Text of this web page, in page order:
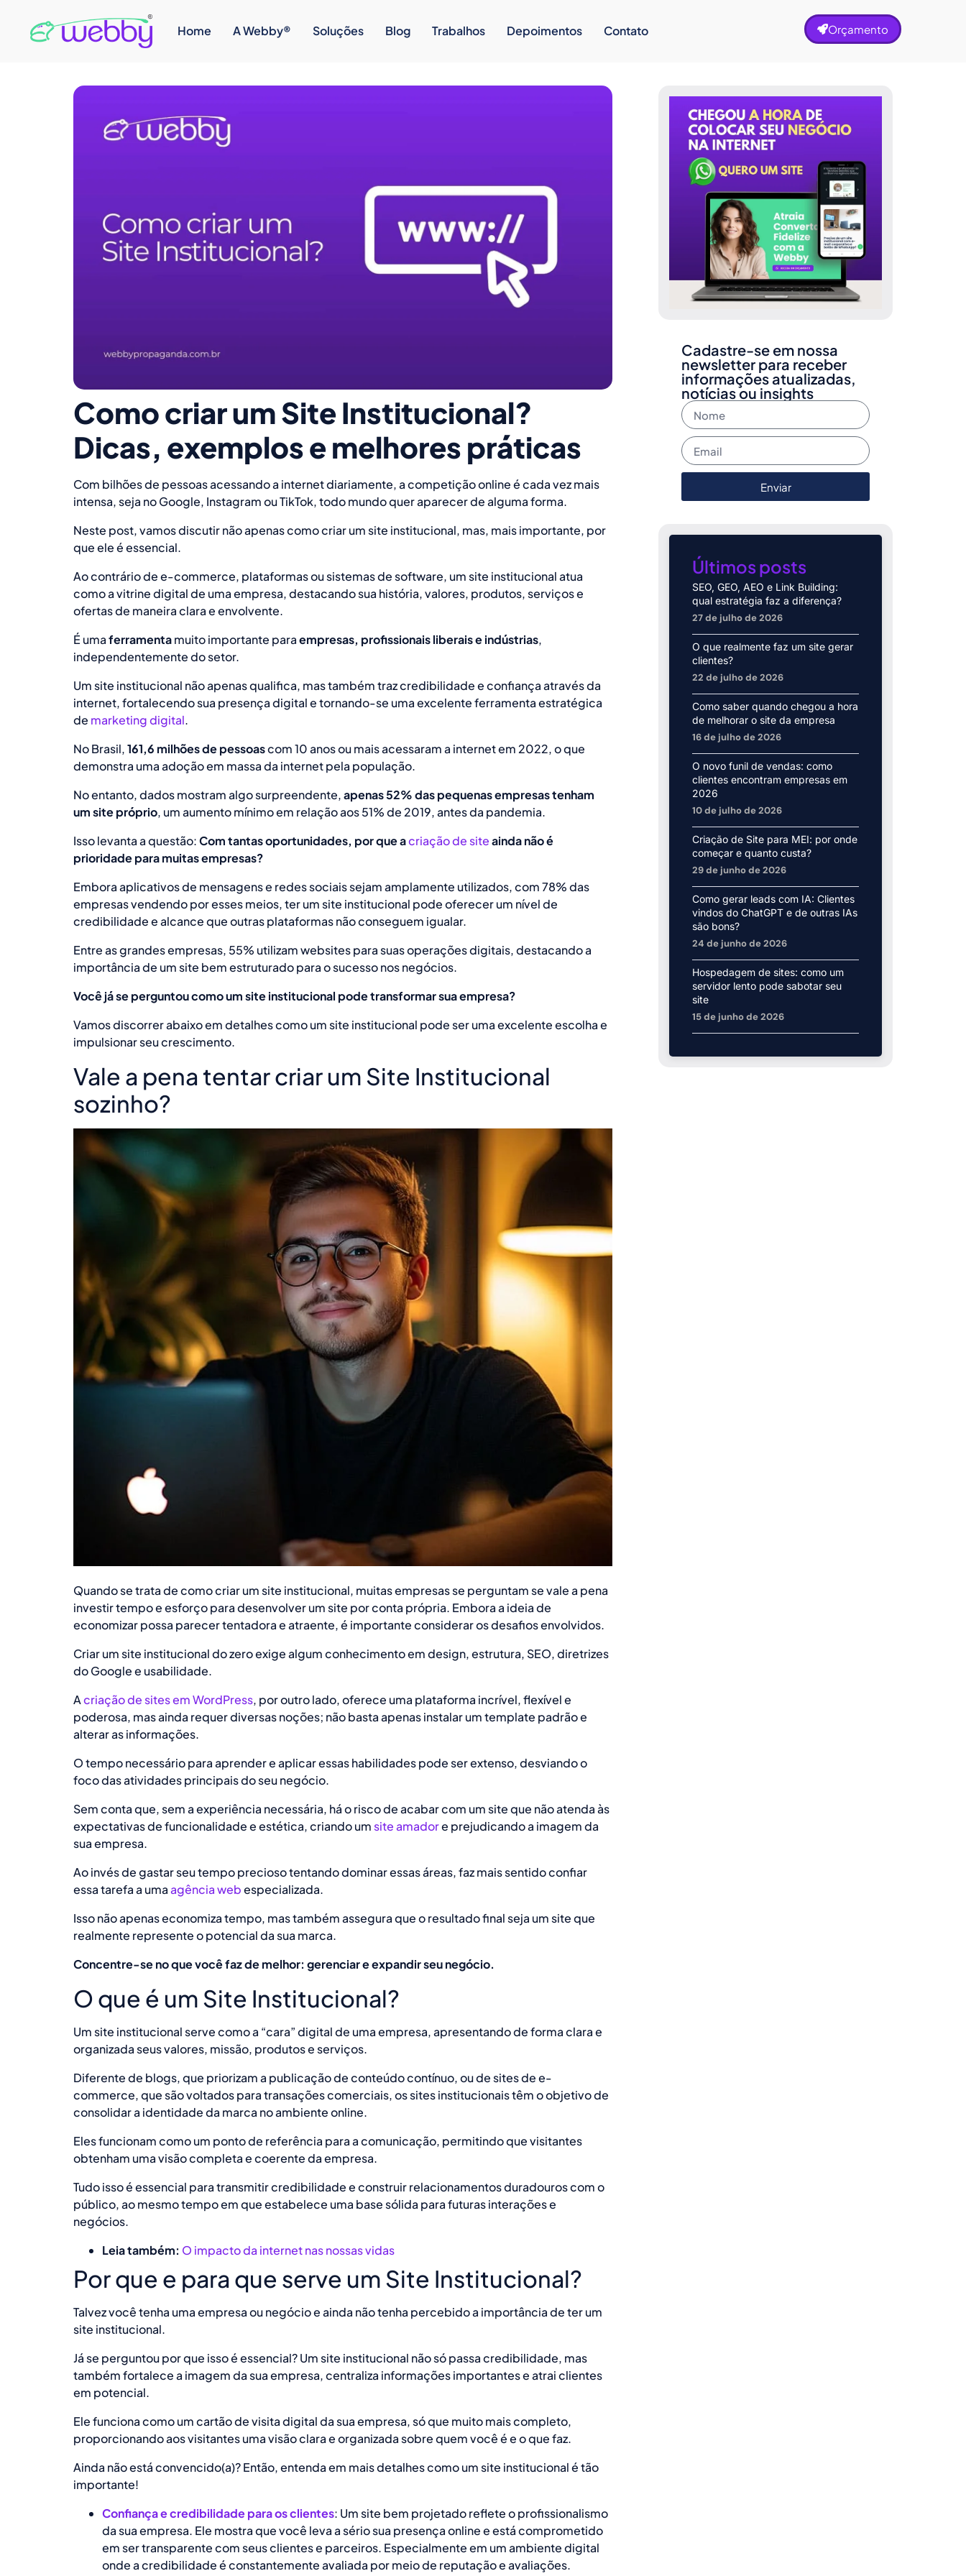
Home A Webby® Soluções Blog Trabalhos Depoimentos Contato Orçamento
Como criar um Site Institucional?
Dicas, exemplos e melhores práticas
Com bilhões de pessoas acessando a internet diariamente, a competição online é cada vez mais
intensa, seja no Google, Instagram ou TikTok, todo mundo quer aparecer de alguma forma.
Neste post, vamos discutir não apenas como criar um site institucional, mas, mais importante, por
que ele é essencial.
Ao contrário de e-commerce, plataformas ou sistemas de software, um site institucional atua
como a vitrine digital de uma empresa, destacando sua história, valores, produtos, serviços e
ofertas de maneira clara e envolvente.
É umaferramentamuito importante paraempresas, profissionais liberais e indústrias,
independentemente do setor.
Um site institucional não apenas qualifica, mas também traz credibilidade e confiança através da
internet, fortalecendo sua presença digital e tornando-se uma excelente ferramenta estratégica
de marketing digital.
No Brasil,161,6 milhões de pessoascom 10 anos ou mais acessaram a internet em 2022, o que
demonstra uma adoção em massa da internet pela população.
No entanto, dados mostram algo surpreendente,apenas 52% das pequenas empresas tenham
um site próprio, um aumento mínimo em relação aos 51% de 2019, antes da pandemia.
Isso levanta a questão:Com tantas oportunidades, por que acriação de siteainda não é
prioridade para muitas empresas?
Embora aplicativos de mensagens e redes sociais sejam amplamente utilizados, com 78% das
empresas vendendo por esses meios, ter um site institucional pode oferecer um nível de
credibilidade e alcance que outras plataformas não conseguem igualar.
Entre as grandes empresas, 55% utilizam websites para suas operações digitais, destacando a
importância de um site bem estruturado para o sucesso nos negócios.
Você já se perguntou como um site institucional pode transformar sua empresa?
Vamos discorrer abaixo em detalhes como um site institucional pode ser uma excelente escolha e
impulsionar seu crescimento.
Vale a pena tentar criar um Site Institucional
sozinho?
Quando se trata de como criar um site institucional, muitas empresas se perguntam se vale a pena
investir tempo e esforço para desenvolver um site por conta própria. Embora a ideia de
economizar possa parecer tentadora e atraente, é importante considerar os desafios envolvidos.
Criar um site institucional do zero exige algum conhecimento em design, estrutura, SEO, diretrizes
do Google e usabilidade.
Acriação de sites em WordPress, por outro lado, oferece uma plataforma incrível, flexível e
poderosa, mas ainda requer diversas noções; não basta apenas instalar um template padrão e
alterar as informações.
O tempo necessário para aprender e aplicar essas habilidades pode ser extenso, desviando o
foco das atividades principais do seu negócio.
Sem conta que, sem a experiência necessária, há o risco de acabar com um site que não atenda às
expectativas de funcionalidade e estética, criando um site amadore prejudicando a imagem da
sua empresa.
Ao invés de gastar seu tempo precioso tentando dominar essas áreas, faz mais sentido confiar
essa tarefa a umaagência webespecializada.
Isso não apenas economiza tempo, mas também assegura que o resultado final seja um site que
realmente represente o potencial da sua marca.
Concentre-se no que você faz de melhor: gerenciar e expandir seu negócio.
O que é um Site Institucional?
Um site institucional serve como a “cara” digital de uma empresa, apresentando de forma clara e
organizada seus valores, missão, produtos e serviços.
Diferente de blogs, que priorizam a publicação de conteúdo contínuo, ou de sites de e-
commerce, que são voltados para transações comerciais, os sites institucionais têm o objetivo de
consolidar a identidade da marca no ambiente online.
Eles funcionam como um ponto de referência para a comunicação, permitindo que visitantes
obtenham uma visão completa e coerente da empresa.
Tudo isso é essencial para transmitir credibilidade e construir relacionamentos duradouros com o
público, ao mesmo tempo em que estabelece uma base sólida para futuras interações e
negócios.
Leia também: O impacto da internet nas nossas vidas
Por que e para que serve um Site Institucional?
Talvez você tenha uma empresa ou negócio e ainda não tenha percebido a importância de ter um
site institucional.
Já se perguntou por que isso é essencial? Um site institucional não só passa credibilidade, mas
também fortalece a imagem da sua empresa, centraliza informações importantes e atrai clientes
em potencial.
Ele funciona como um cartão de visita digital da sua empresa, só que muito mais completo,
proporcionando aos visitantes uma visão clara e organizada sobre quem você é e o que faz.
Ainda não está convencido(a)? Então, entenda em mais detalhes como um site institucional é tão
importante!
Confiança e credibilidade para os clientes: Um site bem projetado reflete o profissionalismo
da sua empresa. Ele mostra que você leva a sério sua presença online e está comprometido
em ser transparente com seus clientes e parceiros. Especialmente em um ambiente digital
onde a credibilidade é constantemente avaliada por meio de reputação e avaliações.
Cadastre-se em nossa
newsletter para receber
informações atualizadas,
notícias ou insights
Enviar
Últimos posts
SEO, GEO, AEO e Link Building:
qual estratégia faz a diferença?
27 de julho de 2026
O que realmente faz um site gerar
clientes?
22 de julho de 2026
Como saber quando chegou a hora
de melhorar o site da empresa
16 de julho de 2026
O novo funil de vendas: como
clientes encontram empresas em
2026
10 de julho de 2026
Criação de Site para MEI: por onde
começar e quanto custa?
29 de junho de 2026
Como gerar leads com IA: Clientes
vindos do ChatGPT e de outras IAs
são bons?
24 de junho de 2026
Hospedagem de sites: como um
servidor lento pode sabotar seu
site
15 de junho de 2026